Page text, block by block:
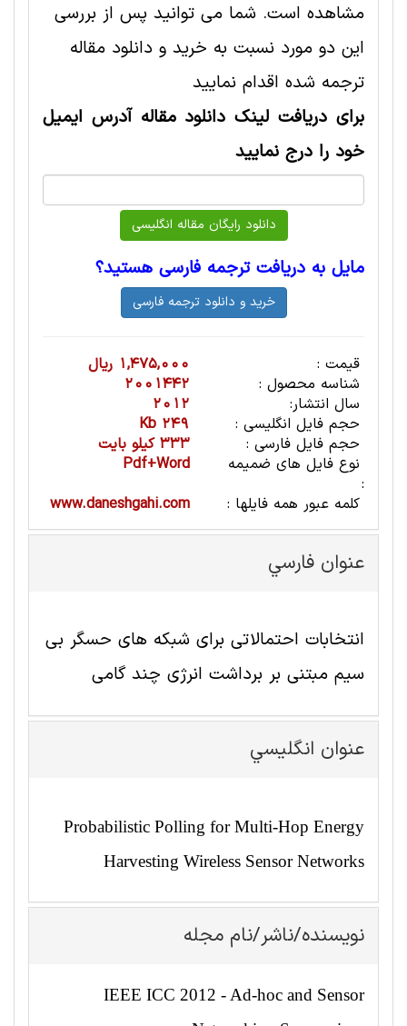
مشاهده است. شما می توانید پس از بررسی
این دو مورد نسبت به خرید و دانلود مقاله
ترجمه شده اقدام نمایید
برای دریافت لینک دانلود مقاله آدرس ایمیل
خود را درج نمایید
مایل به دریافت ترجمه فارسی هستید؟
قیمت :
1,475,000 ریال
شناسه محصول :
2001442
سال انتشار:
2012
حجم فایل انگلیسی :
249 Kb
حجم فایل فارسی :
333 کیلو بایت
نوع فایل های ضمیمه
:
Pdf+Word
کلمه عبور همه فایلها :
www.daneshgahi.com
عنوان فارسي
انتخابات احتمالاتی برای شبکه های حسگر بی
سیم مبتنی بر برداشت انرژی چند گامی
عنوان انگليسي
Probabilistic Polling for Multi-Hop Energy
Harvesting Wireless Sensor Networks
نویسنده/ناشر/نام مجله
IEEE ICC 2012 - Ad-hoc and Sensor